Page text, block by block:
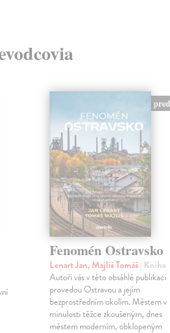
Fenomén Ostravsko
Lenart Jan, Majliš Tomáš| Kniha
Autoři vás v této obsáhlé publikaci
provedou Ostravou a jejím
bezprostředním okolím. Městem v
minulosti těžce zkoušeným, dnes
městem moderním, obklopeným